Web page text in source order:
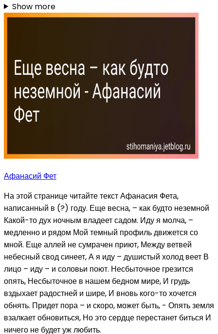
Show more
Афанасий Фет
На этой странице читайте текст Афанасия Фета,
написанный в (?) году. Еще весна, – как будто неземной
Какой-то дух ночным владеет садом. Иду я молча, –
медленно и рядом Мой темный профиль движется со
мной. Еще аллей не сумрачен приют, Между ветвей
небесный свод синеет, А я иду – душистый холод веет В
лицо – иду – и соловьи поют. Несбыточное грезится
опять, Несбыточное в нашем бедном мире, И грудь
вздыхает радостней и шире, И вновь кого-то хочется
обнять. Придет пора – и скоро, может быть, - Опять земля
взалкает обновиться, Но это сердце перестанет биться И
ничего не будет уж любить.